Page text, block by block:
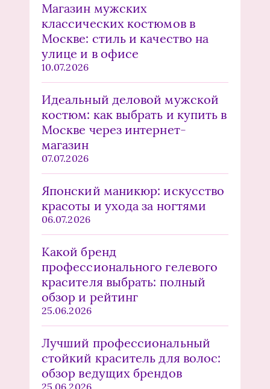
Магазин мужских
классических костюмов в
Москве: стиль и качество на
улице и в офисе
10.07.2026
Идеальный деловой мужской
костюм: как выбрать и купить в
Москве через интернет-
магазин
07.07.2026
Японский маникюр: искусство
красоты и ухода за ногтями
06.07.2026
Какой бренд
профессионального гелевого
красителя выбрать: полный
обзор и рейтинг
25.06.2026
Лучший профессиональный
стойкий краситель для волос:
обзор ведущих брендов